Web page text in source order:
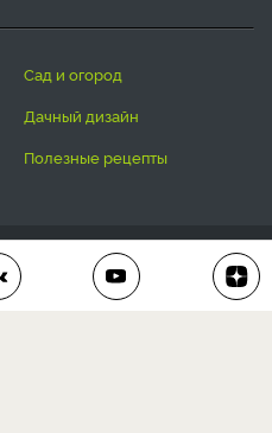
сад и огород
дачный дизайн
полезные рецепты